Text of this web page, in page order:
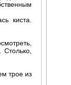
киста.
трое из